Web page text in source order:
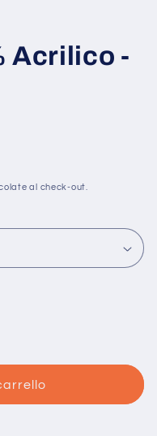
Acrilico -
al check-out.